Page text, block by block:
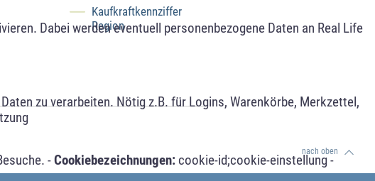
Dabei werden eventuell personenbezogene Daten an Real Life
zu verarbeiten. Nötig z.B. für Logins, Warenkörbe, Merkzettel,
-Cookiebezeichnungen: cookie-id;cookie-einstellung -
Kaufkraftkennziffer
Region
nach oben